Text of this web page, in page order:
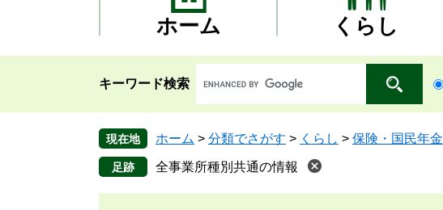
本
ホーム くらし
キーワード検索
現在地 ホーム > 分類でさがす > くらし > 保険・国民年金
全事業所種別共通の情報